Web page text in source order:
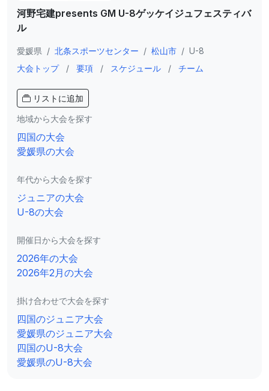
河野宅建presents GM U-8ゲッケイジュフェスティバ
ル
愛媛県 / 北条スポーツセンター / 松山市 / U-8
大会トップ
/ 要項 / スケジュール / チーム
リストに追加
地域から大会を探す
四国の大会
愛媛県の大会
年代から大会を探す
ジュニアの大会
U-8の大会
開催日から大会を探す
2026年の大会
2026年2月の大会
掛け合わせで大会を探す
四国のジュニア大会
愛媛県のジュニア大会
四国のU-8大会
愛媛県のU-8大会